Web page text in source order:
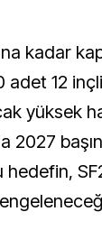
kadar
adet 12
yüksek
2027